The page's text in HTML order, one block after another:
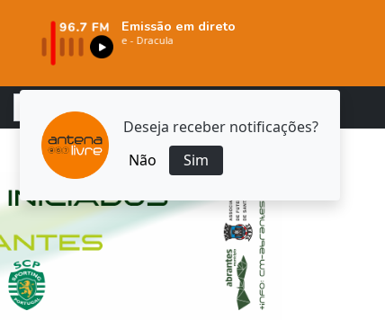
Deseja receber notificações?
Não
Sim
Emissão em direto